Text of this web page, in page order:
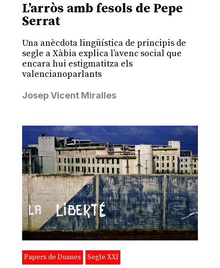
L’arròs amb fesols de Pepe
Serrat
Una anècdota lingüística de principis de
segle a Xàbia explica l’avenc social que
encara hui estigmatitza els
valencianoparlants
Josep Vicent Miralles
Papers de Duanes Segle XXI